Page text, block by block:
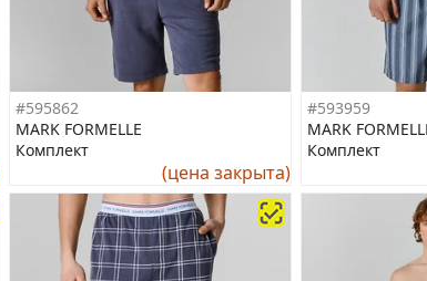
#595862
MARK FORMELLE
Комплект
(цена закрыта)
#593959
MARK
Комплект